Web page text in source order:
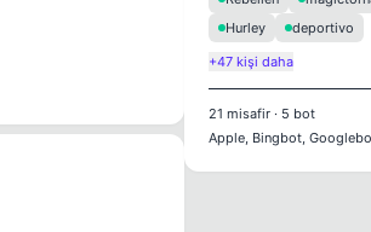
Hurley
deportivo
+47 kişi daha
21 misafir · 5 bot
Apple, Bingbot,